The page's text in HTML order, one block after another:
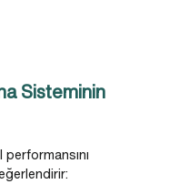
Sisteminin